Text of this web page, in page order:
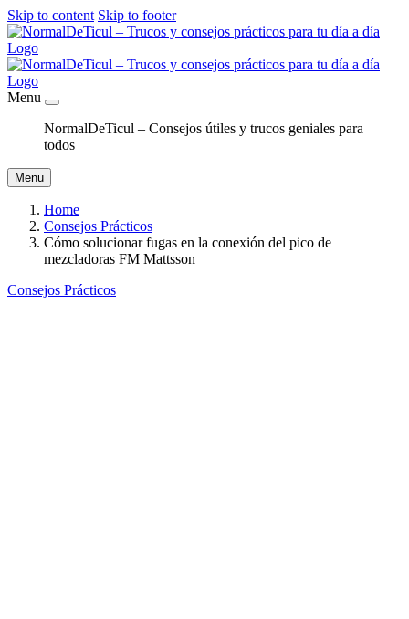
Skip to content Skip to footer
Menu
NormalDeTicul – Consejos útiles y trucos geniales para
todos
Menu
Home
Consejos Prácticos
Cómo solucionar fugas en la conexión del pico de
mezcladoras FM Mattsson
Consejos Prácticos